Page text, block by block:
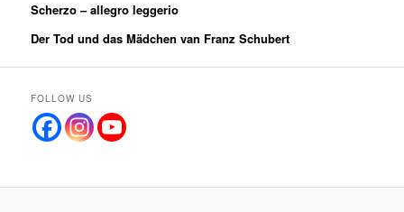
Scherzo – allegro leggerio
Der Tod und das Mädchen van Franz Schubert
FOLLOW US